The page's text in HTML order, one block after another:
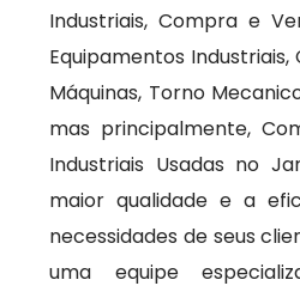
Industriais, Compra e
Equipamentos
Máquinas, Torno
mas principalmente,
Industriais Usadas no
maior qualidade e a
necessidades de seus
uma equipe